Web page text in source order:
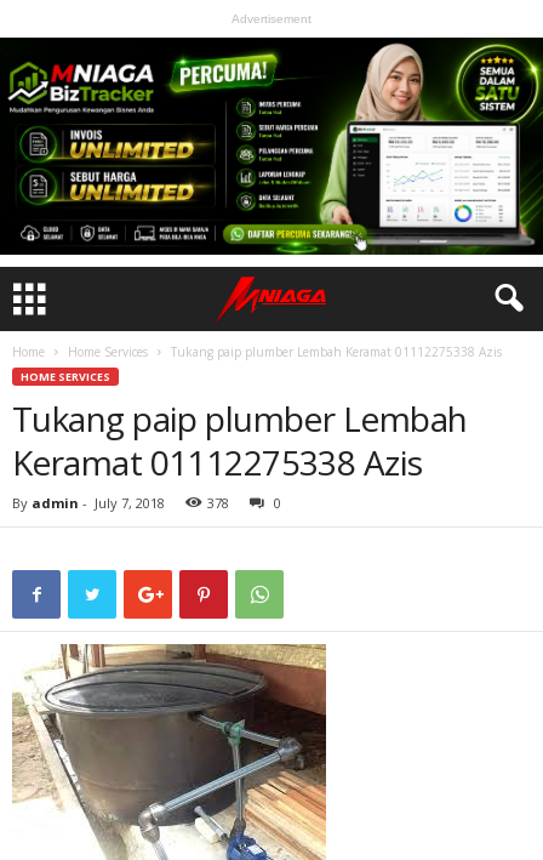
Advertisement
Home Home Services Tukang paip plumber Lembah Keramat 01112275338 Azis
HOME SERVICES
Tukang paip plumber Lembah
Keramat 01112275338 Azis
By admin - July 7, 2018 378 0